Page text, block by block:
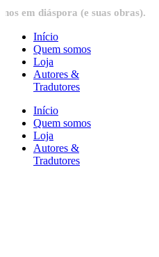
Ir
conteúdo
(e suas obras).
Início
Quem somos
Loja
Autores &
Tradutores
Início
Quem somos
Loja
Autores &
Tradutores